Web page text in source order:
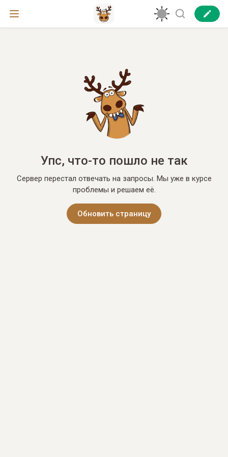
Упс, что-то пошло не так
Сервер перестал отвечать на запросы. Мы уже в курсе
проблемы и решаем её.
Обновить страницу